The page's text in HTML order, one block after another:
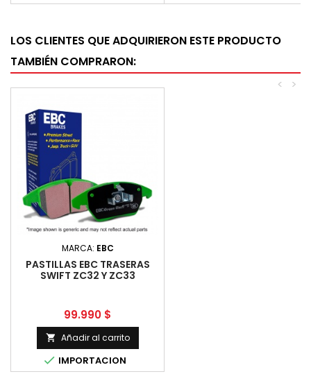
LOS CLIENTES QUE ADQUIRIERON ESTE PRODUCTO
TAMBIÉN COMPRARON:
>
<
MARCA: EBC
PASTILLAS EBC TRASERAS
SWIFT ZC32 Y ZC33
Precio
99.990 $
 Añadir al carrito
 IMPORTACION